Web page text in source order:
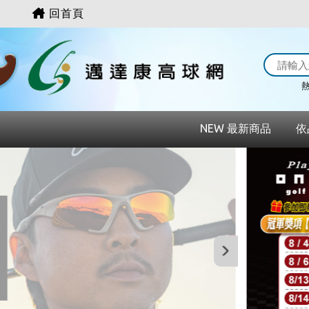
回首頁
NEW 最新商品